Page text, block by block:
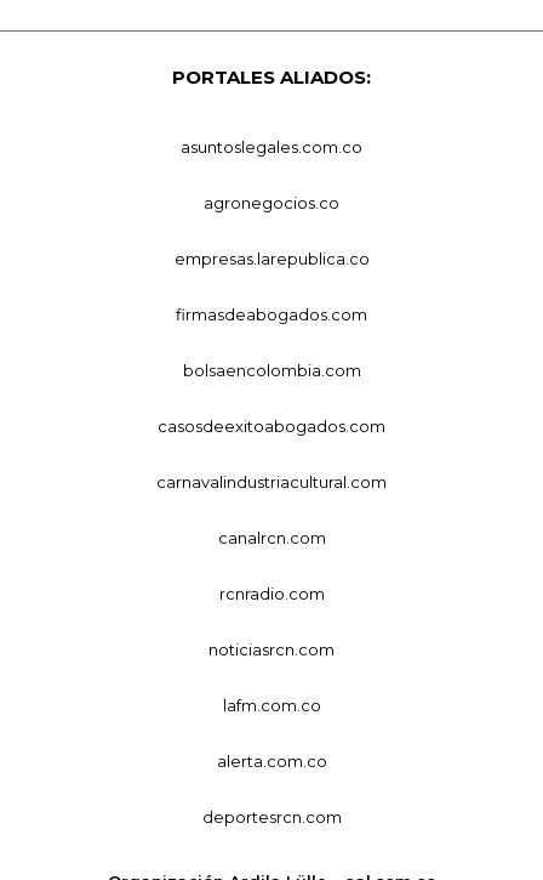
PORTALES ALIADOS:
asuntoslegales.com.co
agronegocios.co
empresas.larepublica.co
firmasdeabogados.com
bolsaencolombia.com
casosdeexitoabogados.com
carnavalindustriacultural.com
canalrcn.com
rcnradio.com
noticiasrcn.com
lafm.com.co
alerta.com.co
deportesrcn.com